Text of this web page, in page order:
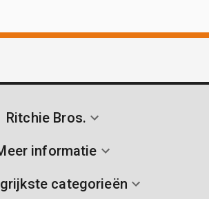
Ritchie Bros.
informatie
categorieën